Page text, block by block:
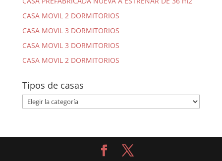
CASA MOVIL 2 DORMITORIOS
CASA MOVIL 3 DORMITORIOS
CASA MOVIL 3 DORMITORIOS
CASA MOVIL 2 DORMITORIOS
Tipos de casas
Tipos
de